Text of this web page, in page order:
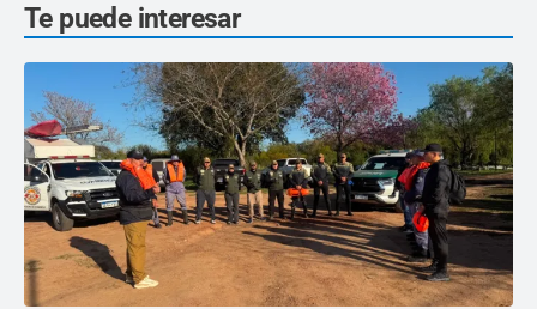
Te puede interesar